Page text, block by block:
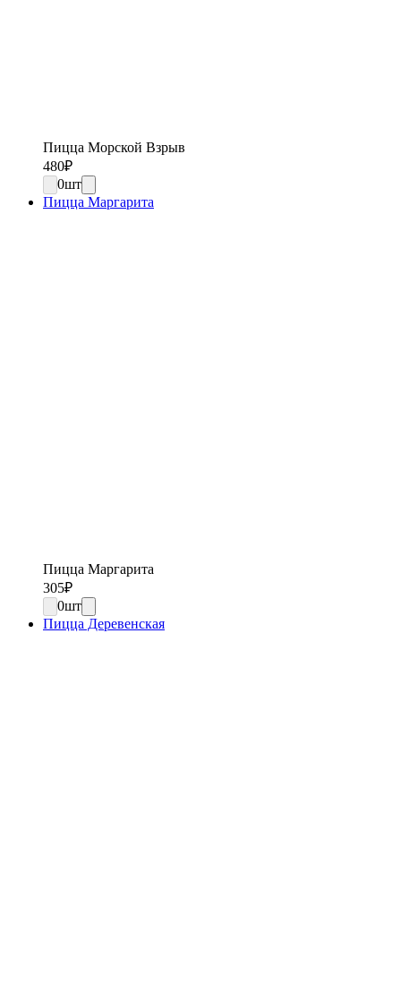
Пицца Морской Взрыв
480₽
0шт
Пицца Маргарита
Пицца Маргарита
305₽
0шт
Пицца Деревенская